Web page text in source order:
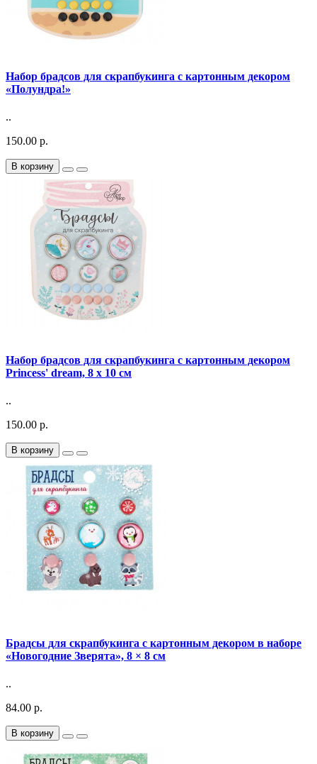
Набор брадсов для скрапбукинга с картонным декором
«Полундра!»
..
150.00 р.
В корзину
Набор брадсов для скрапбукинга с картонным декором
Princess' dream, 8 х 10 см
..
150.00 р.
В корзину
Брадсы для скрапбукинга с картонным декором в наборе
«Новогодние Зверята», 8 × 8 см
..
84.00 р.
В корзину